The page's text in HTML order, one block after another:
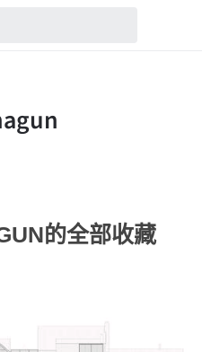
的全部收藏